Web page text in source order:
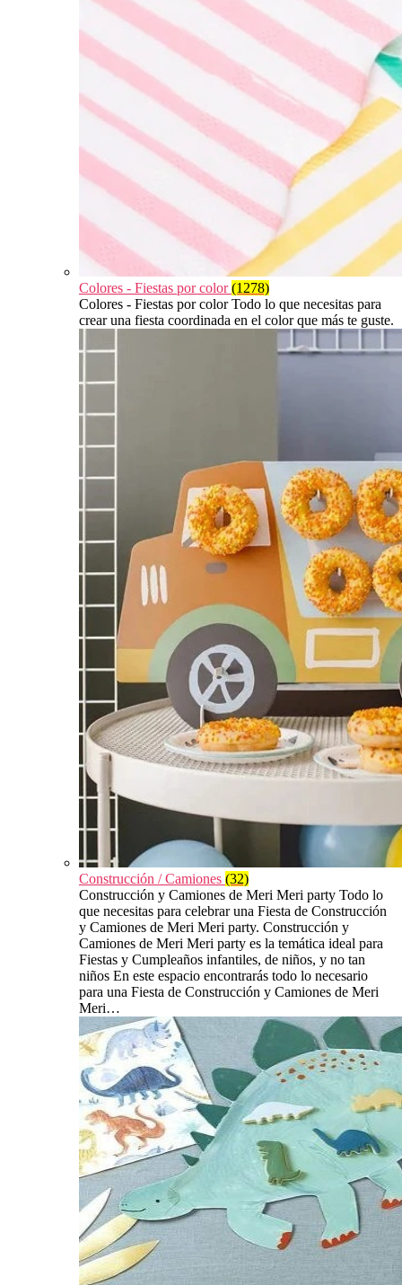
Colores - Fiestas por color(1278)
Colores - Fiestas por color Todo lo que necesitas para
crear una fiesta coordinada en el color que más te guste.
Construcción / Camiones (32)
Construcción y Camiones de Meri Meri party Todo lo
que necesitas para celebrar una Fiesta de Construcción
y Camiones de Meri Meri party. Construcción y
Camiones de Meri Meri party es la temática ideal para
Fiestas y Cumpleaños infantiles, de niños, y no tan
niños En este espacio encontrarás todo lo necesario
para una Fiesta de Construcción y Camiones de Meri
Meri…